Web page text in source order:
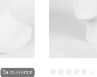
Закончился